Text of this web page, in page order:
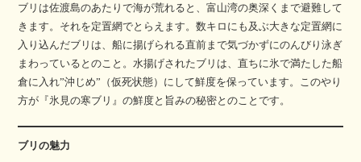
ブリは佐渡島のあたりで海が荒れると、富山湾の奥深くまで避難して
きます。それを定置網でとらえます。数キロにも及ぶ大きな定置網に
入り込んだブリは、船に揚げられる直前まで気づかずにのんびり泳ぎ
まわっているとのこと。水揚げされたブリは、直ちに氷で満たした船
倉に入れ”沖じめ”（仮死状態）にして鮮度を保っています。このやり
方が『氷見の寒ブリ』の鮮度と旨みの秘密とのことです。
ブリの魅力